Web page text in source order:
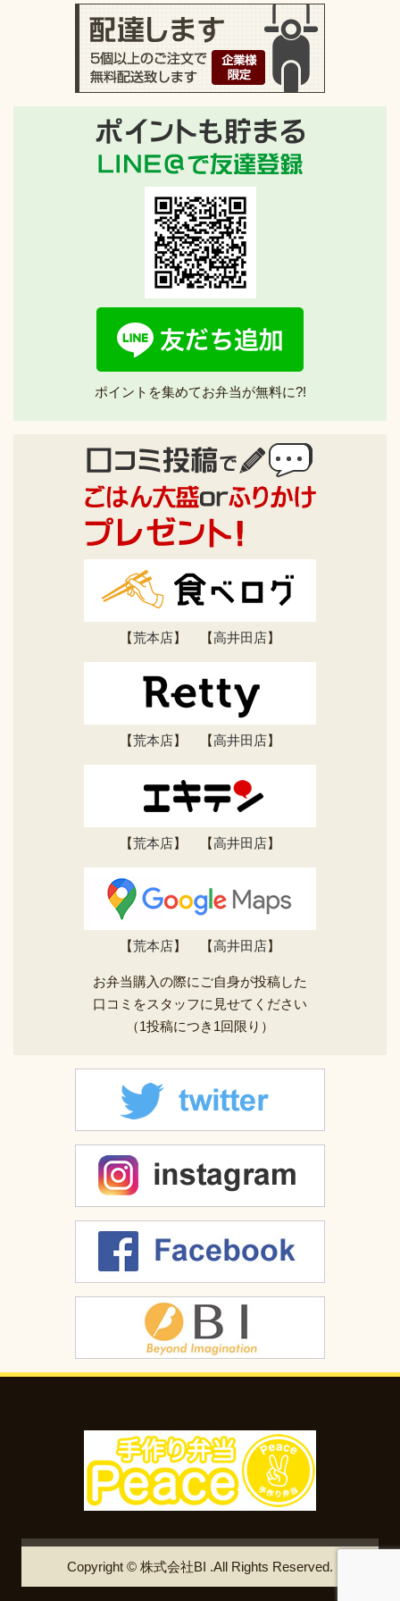
ポイントを集めてお弁当が無料に?!
【荒本店】 【高井田店】
【荒本店】 【高井田店】
【荒本店】 【高井田店】
【荒本店】 【高井田店】
お弁当購入の際にご自身が投稿した
口コミをスタッフに見せてください
（1投稿につき1回限り）
Copyright © 株式会社BI .All Rights Reserved.